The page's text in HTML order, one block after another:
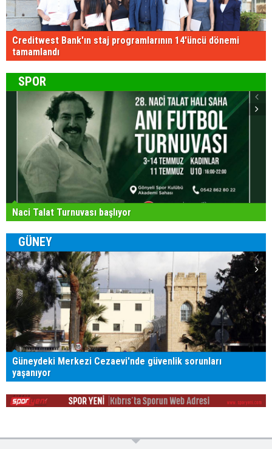
Creditwest Bank'ın staj programlarının 14'üncü dönemi
tamamlandı
SPOR
Naci Talat Turnuvası başlıyor
GÜNEY
Güneydeki Merkezi Cezaevi'nde güvenlik sorunları
yaşanıyor